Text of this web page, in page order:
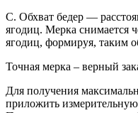
C. Обхват бедер —
ягодиц. Мерка снимается
ягодиц, формируя, таким
Точная мерка – верный
Для получения
приложить